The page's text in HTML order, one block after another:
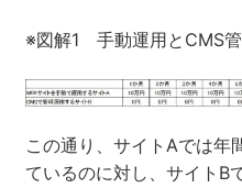
※図解1 手動運用とCMS
この通り、サイトAでは年
ているのに対し、サイトB